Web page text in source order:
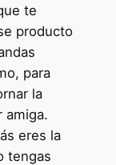
te
producto
para
la
amiga.
eres la
tengas